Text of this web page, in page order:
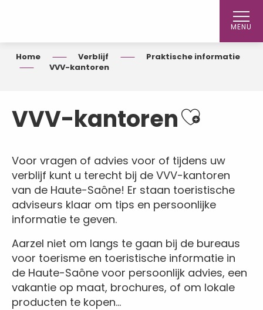
MENU
Home Verblijf
Praktische informatie
VVV-kantoren
VVV-kantoren Ajouter aux
Voor vragen of advies voor of tijdens uw
verblijf kunt u terecht bij de VVV-kantoren
van de Haute-Saône! Er staan toeristische
adviseurs klaar om tips en persoonlijke
informatie te geven.
Aarzel niet om langs te gaan bij de bureaus
voor toerisme en toeristische informatie in
de Haute-Saône voor persoonlijk advies, een
vakantie op maat, brochures, of om lokale
producten te kopen…